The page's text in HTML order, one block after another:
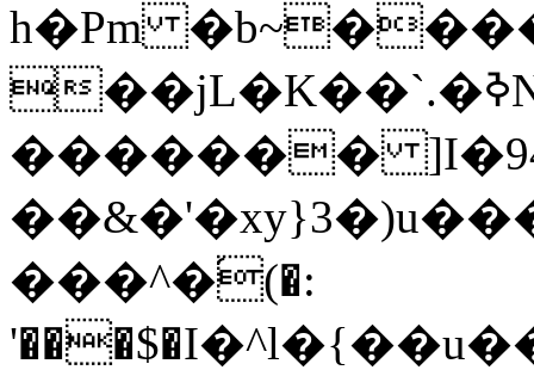
h�Pm
��jL�K��`.�ߢN�����a���
�������
���^�֝(�: